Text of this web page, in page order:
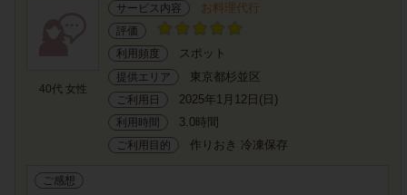
40代 女性
サービス内容 お料理代行
評価
利用頻度
スポット
提供エリア 東京都杉並区
ご利用日 2025年1月12日(日)
利用時間 3.0時間
ご利用目的 作りおき 冷凍保存
ご感想